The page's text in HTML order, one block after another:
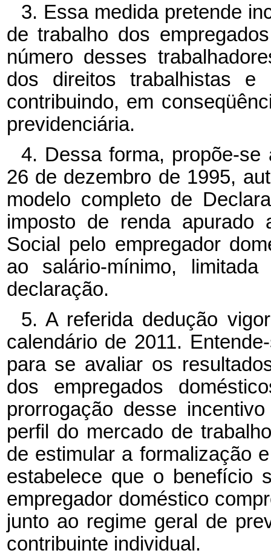
3. Essa medida pretende
de trabalho dos
número desses
dos direitos trabalhistas e
contribuindo, em
previdenciária.
4. Dessa forma, propõe-
26 de dezembro de 1995,
modelo completo de
imposto de renda apurado
Social pelo empregador
ao salário-mínimo,
declaração.
5. A referida dedução
calendário de 2011.
para se avaliar os
dos empregados
prorrogação desse
perfil do mercado de
de estimular a formalização
estabelece que o benefício
empregador doméstico
junto ao regime geral de
contribuinte individual.